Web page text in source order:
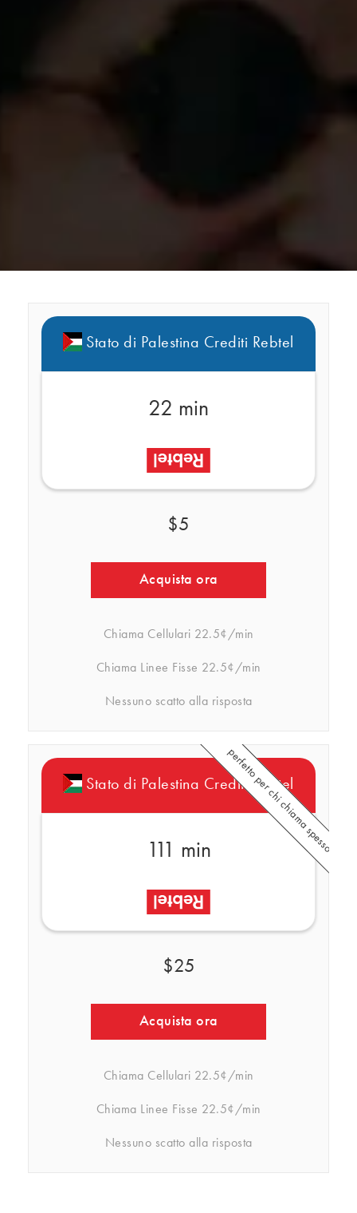
Stato di Palestina Crediti Rebtel
22 min
$5
Acquista ora
Chiama Cellulari 22.5¢/min
Chiama Linee Fisse 22.5¢/min
Nessuno scatto alla risposta
Stato di Palestina Crediti Rebtel
111 min
$25
Acquista ora
Chiama Cellulari 22.5¢/min
Chiama Linee Fisse 22.5¢/min
Nessuno scatto alla risposta
perfetto per chi chiama spesso